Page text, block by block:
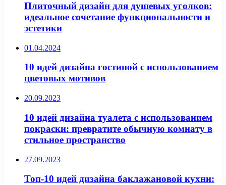
Плиточный дизайн для душевых уголков:
идеальное сочетание функциональности и
эстетики
01.04.2024
10 идей дизайна гостиной с использованием
цветовых мотивов
20.09.2023
10 идей дизайна туалета с использованием
покраски: превратите обычную комнату в
стильное пространство
27.09.2023
Топ-10 идей дизайна баклажановой кухни: